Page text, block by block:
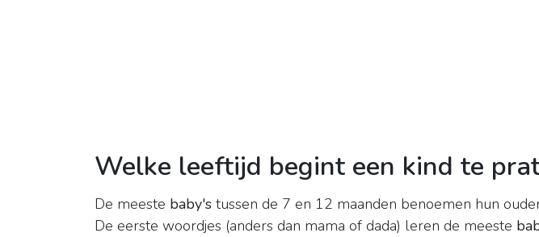
Welke leeftijd begint een kind te
De meeste baby's tussen de 7 en 12 maanden benoemen hun
De eerste woordjes (anders dan mama of dada) leren de meeste